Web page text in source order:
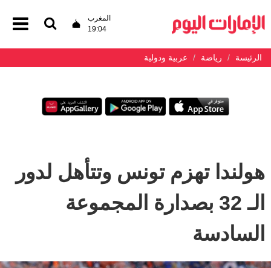
المغرب
19:04
الرئيسة رياضة عربية ودولية
هولندا تهزم تونس وتتأهل لدور
الـ 32 بصدارة المجموعة
السادسة